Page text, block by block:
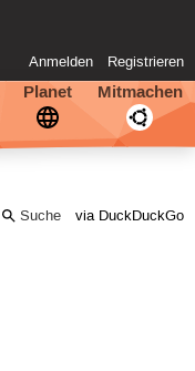
Anmelden Registrieren
Planet Mitmachen
via DuckDuckGo